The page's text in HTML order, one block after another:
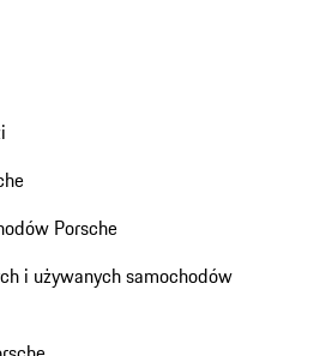
Porsche
i używanych samochodów